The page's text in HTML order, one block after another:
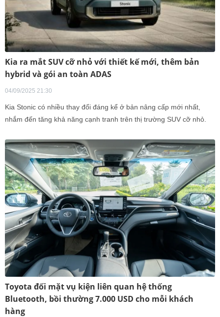
Kia ra mắt SUV cỡ nhỏ với thiết kế mới, thêm bản
hybrid và gói an toàn ADAS
04/09/2025 21:30
Kia Stonic có nhiều thay đổi đáng kể ở bản nâng cấp mới nhất,
nhắm đến tăng khả năng cạnh tranh trên thị trường SUV cỡ nhỏ.
Toyota đối mặt vụ kiện liên quan hệ thống
Bluetooth, bồi thường 7.000 USD cho mỗi khách
hàng